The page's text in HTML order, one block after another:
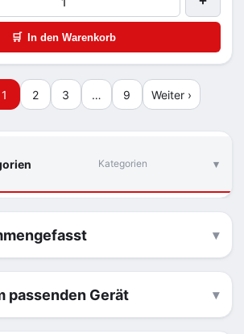
Kategorien
🛒 In den Warenkorb
1 2 3 … 9 Weiter ›
passenden Gerät